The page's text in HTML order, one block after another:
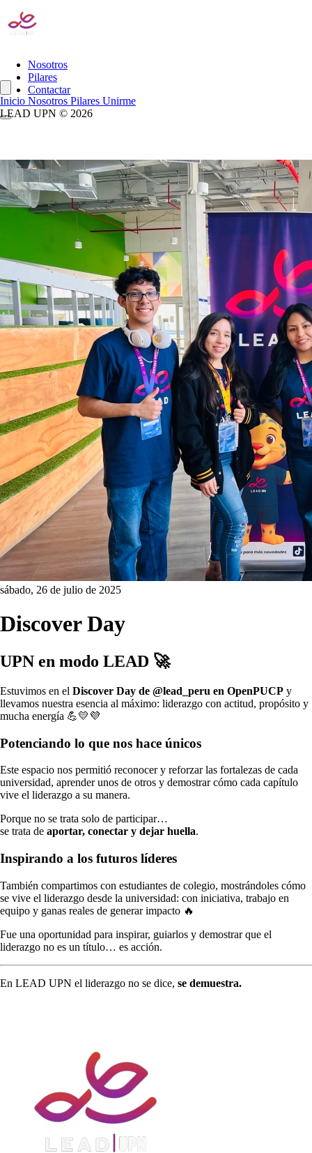
Nosotros
Pilares
Contactar
Inicio Nosotros Pilares Unirme
LEAD UPN © 2026
sábado, 26 de julio de 2025
Discover Day
UPN en modo LEAD 🚀
Estuvimos en el Discover Day de @lead_peru en OpenPUCP y
llevamos nuestra esencia al máximo: liderazgo con actitud, propósito y
mucha energía 💪💛💜
Potenciando lo que nos hace únicos
Este espacio nos permitió reconocer y reforzar las fortalezas de cada
universidad, aprender unos de otros y demostrar cómo cada capítulo
vive el liderazgo a su manera.
Porque no se trata solo de participar…
se trata de aportar, conectar y dejar huella.
Inspirando a los futuros líderes
También compartimos con estudiantes de colegio, mostrándoles cómo
se vive el liderazgo desde la universidad: con iniciativa, trabajo en
equipo y ganas reales de generar impacto 🔥
Fue una oportunidad para inspirar, guiarlos y demostrar que el
liderazgo no es un título… es acción.
En LEAD UPN el liderazgo no se dice, se demuestra.